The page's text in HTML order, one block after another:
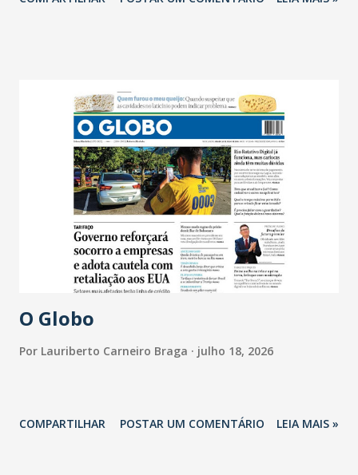
O Globo
Por Lauriberto Carneiro Braga julho 18, 2026
COMPARTILHAR POSTAR UM COMENTÁRIO LEIA MAIS »